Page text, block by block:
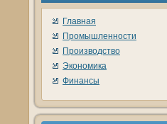
Главная
Промышленности
Производство
Экономика
Финансы